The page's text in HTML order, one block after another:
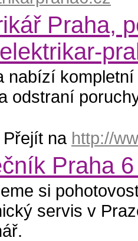
Praha,
nabízí
odstraní
Přejít na http://
Praha
si
servis v